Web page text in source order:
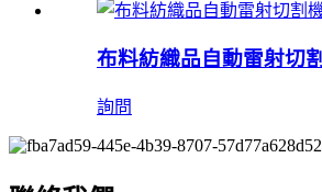
布料紡織品自動雷射切
詢問